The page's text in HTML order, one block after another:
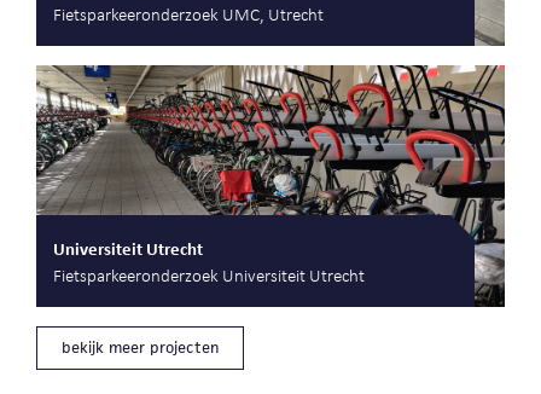
Fietsparkeeronderzoek UMC, Utrecht
Universiteit Utrecht
Fietsparkeeronderzoek Universiteit Utrecht
bekijk meer projecten